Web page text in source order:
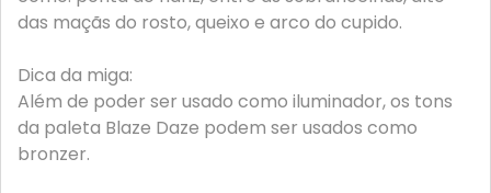
das maçãs do rosto, queixo e arco do cupido.
Dica da miga:
Além de poder ser usado como iluminador, os tons
da paleta Blaze Daze podem ser usados como
bronzer.